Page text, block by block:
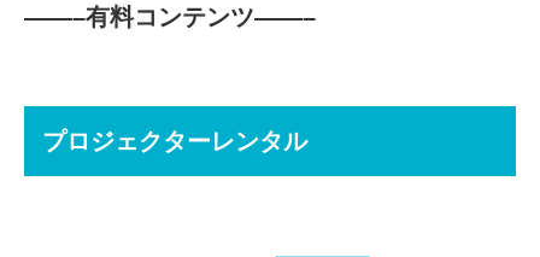
——–有料コンテンツ——–
プロジェクターレンタル